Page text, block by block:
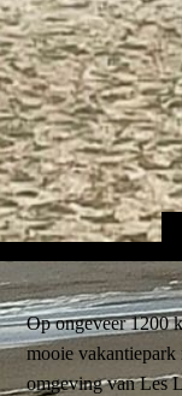
Op ongeveer 1200
mooie
omgeving van Les